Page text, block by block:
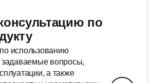
по
использованию
задаваемые вопросы,
а также